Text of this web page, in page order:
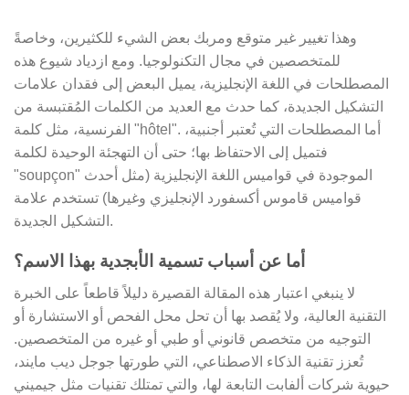
وهذا تغيير غير متوقع ومربك بعض الشيء للكثيرين، وخاصةً
للمتخصصين في مجال التكنولوجيا. ومع ازدياد شيوع هذه
المصطلحات في اللغة الإنجليزية، يميل البعض إلى فقدان علامات
التشكيل الجديدة، كما حدث مع العديد من الكلمات المُقتبسة من
الفرنسية، مثل كلمة "hôtel". أما المصطلحات التي تُعتبر أجنبية،
فتميل إلى الاحتفاظ بها؛ حتى أن التهجئة الوحيدة لكلمة
"soupçon" الموجودة في قواميس اللغة الإنجليزية (مثل أحدث
قواميس قاموس أكسفورد الإنجليزي وغيرها) تستخدم علامة
التشكيل الجديدة.
أما عن أسباب تسمية الأبجدية بهذا الاسم؟
لا ينبغي اعتبار هذه المقالة القصيرة دليلاً قاطعاً على الخبرة
التقنية العالية، ولا يُقصد بها أن تحل محل الفحص أو الاستشارة أو
التوجيه من متخصص قانوني أو طبي أو غيره من المتخصصين.
تُعزز تقنية الذكاء الاصطناعي، التي طورتها جوجل ديب مايند،
حيوية شركات ألفابت التابعة لها، والتي تمتلك تقنيات مثل جيميني